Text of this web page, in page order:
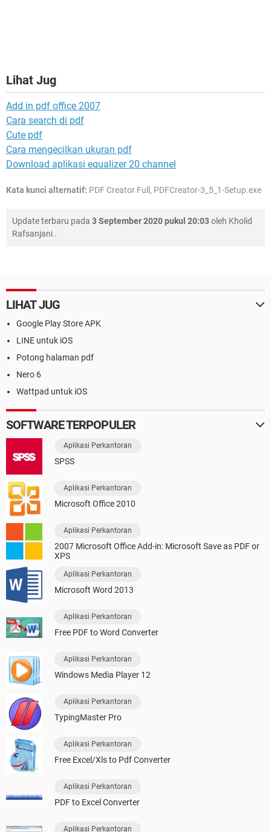
Lihat Jug
Add in pdf office 2007
Cara search di pdf
Cute pdf
Cara mengecilkan ukuran pdf
Download aplikasi equalizer 20 channel
Kata kunci alternatif: PDF Creator Full, PDFCreator-3_5_1-Setup.exe
Update terbaru pada 3 September 2020 pukul 20:03oleh Kholid
Rafsanjani .
LIHAT JUG
Google Play Store APK
LINE untuk iOS
Potong halaman pdf
Nero 6
Wattpad untuk iOS
SOFTWARE TERPOPULER
Aplikasi Perkantoran
SPSS
Aplikasi Perkantoran
Microsoft Office 2010
Aplikasi Perkantoran
2007 Microsoft Office Add-in: Microsoft Save as PDF or
XPS
Aplikasi Perkantoran
Microsoft Word 2013
Aplikasi Perkantoran
Free PDF to Word Converter
Aplikasi Perkantoran
Windows Media Player 12
Aplikasi Perkantoran
TypingMaster Pro
Aplikasi Perkantoran
Free Excel/Xls to Pdf Converter
Aplikasi Perkantoran
PDF to Excel Converter
Aplikasi Perkantoran